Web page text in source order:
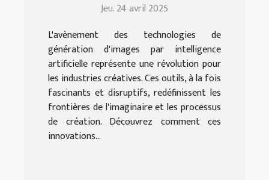
créativesJeu. 24 avril 2025
L'avènement des technologies de
génération d'images par intelligence
artificielle représente une révolution pour
les industries créatives. Ces outils, à la fois
fascinants et disruptifs, redéfinissent les
frontières de l'imaginaire et les processus
de création. Découvrez comment ces
innovations...